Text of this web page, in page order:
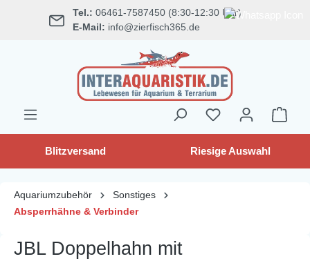
springen Tel.: 06461-7587450 (8:30-12:30 Uhr)
E-Mail: info@zierfisch365.de
Blitzversand Riesige Auswahl
Aquariumzubehör
Sonstiges
Absperrhähne & Verbinder
JBL Doppelhahn mit